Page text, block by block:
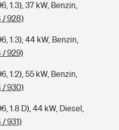
1.3), 37 kW, Benzin,
/ 928)
1.3), 44 kW, Benzin,
/ 929)
1.2), 55 kW, Benzin,
/ 930)
1.8 D), 44 kW, Diesel,
931)